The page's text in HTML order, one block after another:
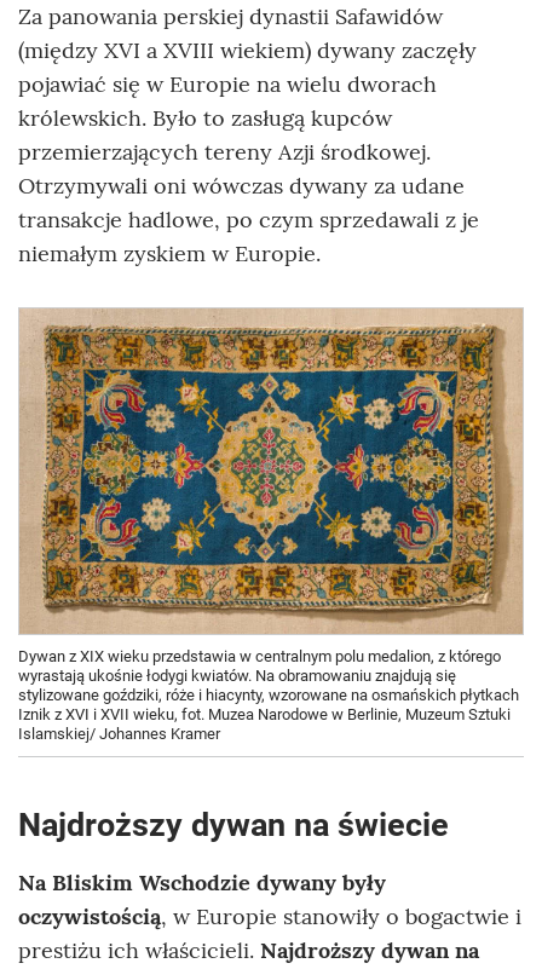
Za panowania perskiej dynastii Safawidów
(między XVI a XVIII wiekiem) dywany zaczęły
pojawiać się w Europie na wielu dworach
królewskich. Było to zasługą kupców
przemierzających tereny Azji środkowej.
Otrzymywali oni wówczas dywany za udane
transakcje hadlowe, po czym sprzedawali z je
niemałym zyskiem w Europie.
Dywan z XIX wieku przedstawia w centralnym polu medalion, z którego
wyrastają ukośnie łodygi kwiatów. Na obramowaniu znajdują się
stylizowane goździki, róże i hiacynty, wzorowane na osmańskich płytkach
Iznik z XVI i XVII wieku, fot. Muzea Narodowe w Berlinie, Muzeum Sztuki
Islamskiej/ Johannes Kramer
Najdroższy dywan na świecie
Na Bliskim Wschodzie dywany były
oczywistością, w Europie stanowiły o bogactwie i
prestiżu ich właścicieli. Najdroższy dywan na